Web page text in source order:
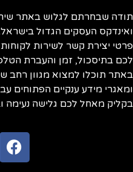
שבחרתם לגלוש באתר
העסקים הגדול בישראל.
יצירת קשר לשירות לקוחות
בתיסכול, זמן והעברת
תוכלו למצוא מגוון רחב
מידע ענקיים הפתוחים
מאחל לכם גלישה נעימה